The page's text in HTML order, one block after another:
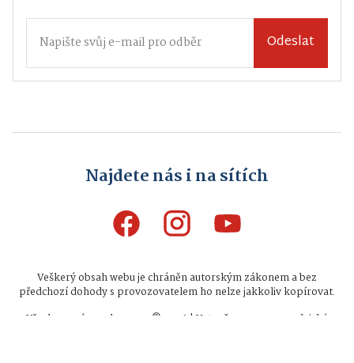
Odeslat
Najdete nás i na sítích
Veškerý obsah webu je chráněn autorským zákonem a bez
předchozí dohody s provozovatelem ho nelze jakkoliv kopírovat.
Všechna práva vyhrazena © 2026 | Vytvořeno na zpravodajské